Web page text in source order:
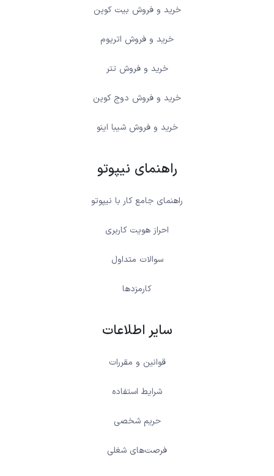
خرید و فروش بیت کوین
خرید و فروش اتریوم
خرید و فروش تتر
خرید و فروش دوج کوین
خرید و فروش شیبا اینو
راهنمای نیپوتو
راهنمای جامع کار با نیپوتو
احراز هویت کاربری
سوالات متداول
کارمزدها
سایر اطلاعات
قوانین و مقررات
شرایط استفاده
حریم شخصی
فرصت‌های شغلی